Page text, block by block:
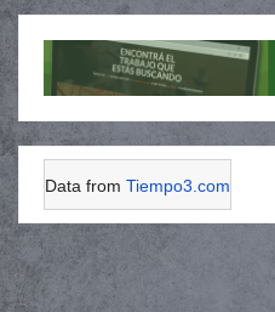
Data from Tiempo3.com